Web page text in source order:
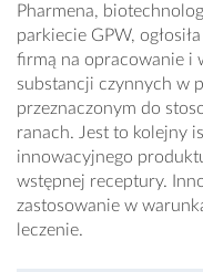
Pharmena,
parkiecie GPW,
firmą na opracowanie i
substancji czynnych w
przeznaczonym do
ranach. Jest to kolejny
innowacyjnego
wstępnej receptury.
zastosowanie w
leczenie.